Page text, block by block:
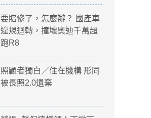
要賠慘了，怎麼辦？ 國產車
違規迴轉，撞壞奧迪千萬超
跑R8
照顧者獨白／住在機構 形同
被長照2.0遺棄